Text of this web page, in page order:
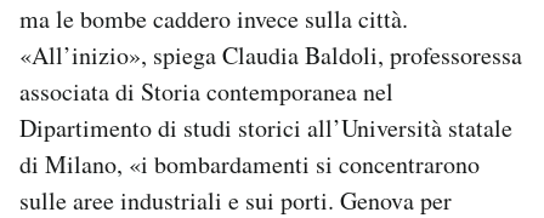
ma le bombe caddero invece sulla città.
«All’inizio», spiega Claudia Baldoli, professoressa
associata di Storia contemporanea nel
Dipartimento di studi storici all’Università statale
di Milano, «i bombardamenti si concentrarono
sulle aree industriali e sui porti. Genova per